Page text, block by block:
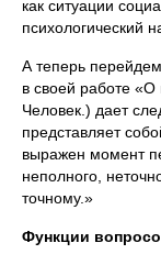
как ситуации
психологический
А теперь
в своей работе
Человек.) дает
представляет
выражен момент
неполного,
точному.»
Функции